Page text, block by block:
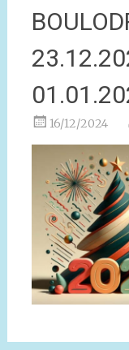
16/12/2024